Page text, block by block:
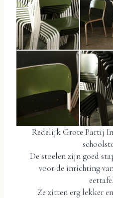
Redelijk Grote Partij
De stoelen zijn goed
voor de inrichting
Ze zitten erg lekker